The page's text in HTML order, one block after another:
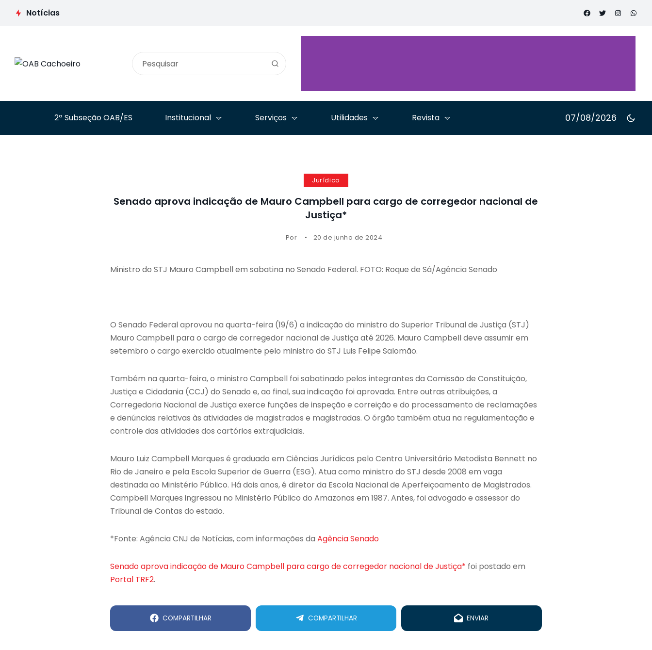
Notícias
2ª Subseção OAB/ES Institucional Serviços Utilidades Revista 07/08/2026
Jurídico
Senado aprova indicação de Mauro Campbell para cargo de corregedor nacional de
Justiça*
Por 20 de junho de 2024
Ministro do STJ Mauro Campbell em sabatina no Senado Federal. FOTO: Roque de Sá/Agência Senado
O Senado Federal aprovou na quarta-feira (19/6) a indicação do ministro do Superior Tribunal de Justiça (STJ)
Mauro Campbell para o cargo de corregedor nacional de Justiça até 2026. Mauro Campbell deve assumir em
setembro o cargo exercido atualmente pelo ministro do STJ Luis Felipe Salomão.
Também na quarta-feira, o ministro Campbell foi sabatinado pelos integrantes da Comissão de Constituição,
Justiça e Cidadania (CCJ) do Senado e, ao final, sua indicação foi aprovada. Entre outras atribuições, a
Corregedoria Nacional de Justiça exerce funções de inspeção e correição e do processamento de reclamações
e denúncias relativas às atividades de magistrados e magistradas. O órgão também atua na regulamentação e
controle das atividades dos cartórios extrajudiciais.
Mauro Luiz Campbell Marques é graduado em Ciências Jurídicas pelo Centro Universitário Metodista Bennett no
Rio de Janeiro e pela Escola Superior de Guerra (ESG). Atua como ministro do STJ desde 2008 em vaga
destinada ao Ministério Público. Há dois anos, é diretor da Escola Nacional de Aperfeiçoamento de Magistrados.
Campbell Marques ingressou no Ministério Público do Amazonas em 1987. Antes, foi advogado e assessor do
Tribunal de Contas do estado.
*Fonte: Agência CNJ de Notícias, com informações daAgência Senado
Senado aprova indicação de Mauro Campbell para cargo de corregedor nacional de Justiça* foi postado em
Portal TRF2.
COMPARTILHAR COMPARTILHAR ENVIAR